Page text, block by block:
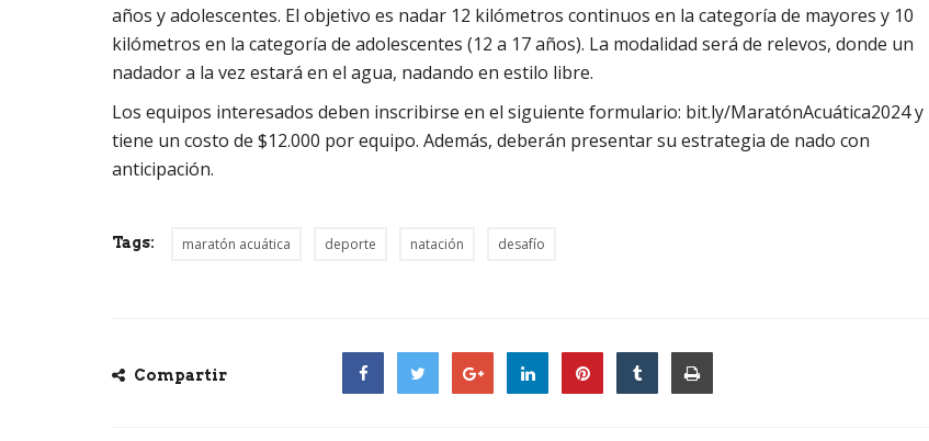
años y adolescentes. El objetivo es nadar 12 kilómetros continuos en la categoría de mayores y 10
kilómetros en la categoría de adolescentes (12 a 17 años). La modalidad será de relevos, donde un
nadador a la vez estará en el agua, nadando en estilo libre.
Los equipos interesados deben inscribirse en el siguiente formulario: bit.ly/MaratónAcuática2024y
tiene un costo de $12.000 por equipo. Además, deberán presentar su estrategia de nado con
anticipación.
Tags: maratón acuática deporte natación desafío
Compartir